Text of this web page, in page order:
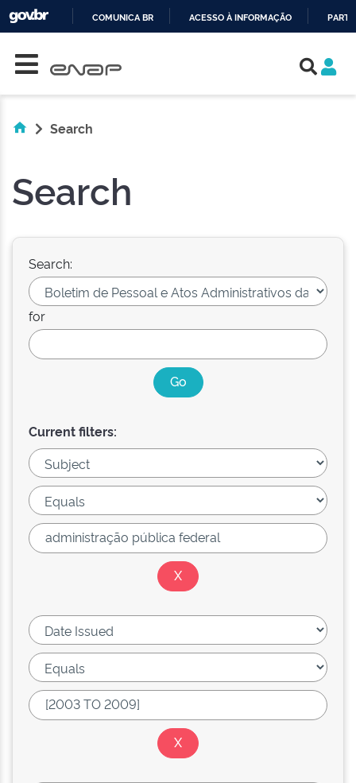
COMUNICA BR ACESSO À INFORMAÇÃO
Search
Search
Search:
for
Current filters: